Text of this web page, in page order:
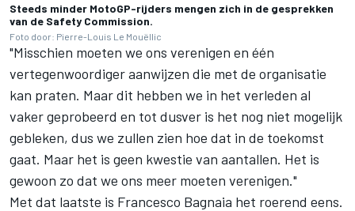
Steeds minder MotoGP-rijders mengen zich in de gesprekken
van de Safety Commission.
Foto door: Pierre-Louis Le Mouëllic
"Misschien moeten we ons verenigen en één
vertegenwoordiger aanwijzen die met de organisatie
kan praten. Maar dit hebben we in het verleden al
vaker geprobeerd en tot dusver is het nog niet mogelijk
gebleken, dus we zullen zien hoe dat in de toekomst
gaat. Maar het is geen kwestie van aantallen. Het is
gewoon zo dat we ons meer moeten verenigen."
Met dat laatste is Francesco Bagnaia het roerend eens.